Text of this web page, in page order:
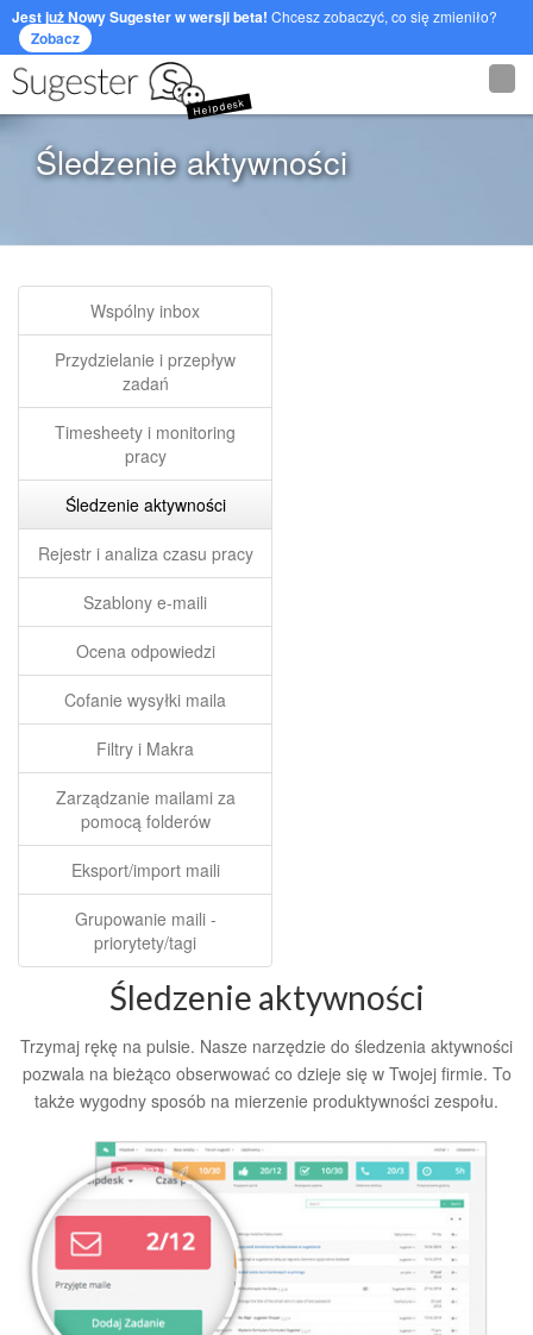
Jest już Nowy Sugester w wersji beta! Chcesz zobaczyć, co się zmieniło?
Zobacz
Helpdesk
Śledzenie aktywności
Wspólny inbox
Przydzielanie i przepływ
zadań
Timesheety i monitoring
pracy
Śledzenie aktywności
Rejestr i analiza czasu pracy
Szablony e-maili
Ocena odpowiedzi
Cofanie wysyłki maila
Filtry i Makra
Zarządzanie mailami za
pomocą folderów
Eksport/import maili
Grupowanie maili -
priorytety/tagi
Śledzenie aktywności
Trzymaj rękę na pulsie. Nasze narzędzie do śledzenia aktywności
pozwala na bieżąco obserwować co dzieje się w Twojej firmie. To
także wygodny sposób na mierzenie produktywności zespołu.